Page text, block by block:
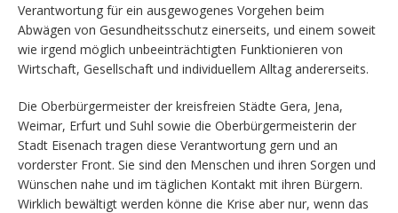
Verantwortung für ein ausgewogenes Vorgehen beim
Abwägen von Gesundheitsschutz einerseits, und einem soweit
wie irgend möglich unbeeinträchtigten Funktionieren von
Wirtschaft, Gesellschaft und individuellem Alltag andererseits.
Die Oberbürgermeister der kreisfreien Städte Gera, Jena,
Weimar, Erfurt und Suhl sowie die Oberbürgermeisterin der
Stadt Eisenach tragen diese Verantwortung gern und an
vorderster Front. Sie sind den Menschen und ihren Sorgen und
Wünschen nahe und im täglichen Kontakt mit ihren Bürgern.
Wirklich bewältigt werden könne die Krise aber nur, wenn das